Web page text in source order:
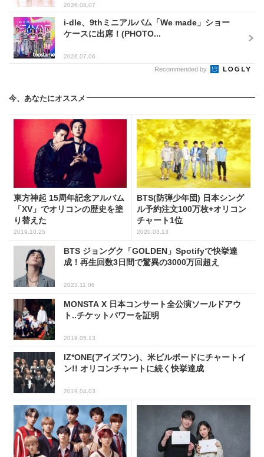
2026.08.07
i-dle、9thミニアルバム「We made」ショー
ケースに出席！(PHOTO...
2026.07.06
Recommended by
今、あなたにオススメ
東方神起 15周年記念アルバム
「XV」でオリコンの歴史を塗
り替えた
2019.10.25
BTS(防弾少年団) 日本シング
ル予約注文100万枚+オリコン
チャート1位
2020.03.13
BTS ジョングク「GOLDEN」Spotifyで快挙達
成！再生回数3日間で驚異の3000万回超え
2023.11.06
MONSTA X 日本コンサート全公演ソールドアウ
ト..チケットパワーを証明
2019.05.13
IZ*ONE(アイズワン)、米ビルボードにチャートイ
ン!! オリコンチャートに続く快挙達成
2019.04.03